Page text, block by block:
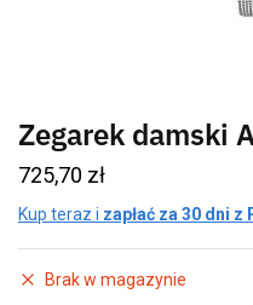
Zegarek damski
725,70 zł
Kup teraz i zapłać za 30 dni z
Brak w magazynie